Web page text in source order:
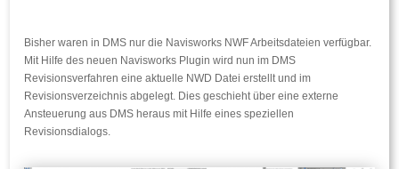
Bisher waren in DMS nur die Navisworks NWF Arbeitsdateien verfügbar.
Mit Hilfe des neuen Navisworks Plugin wird nun im DMS
Revisionsverfahren eine aktuelle NWD Datei erstellt und im
Revisionsverzeichnis abgelegt. Dies geschieht über eine externe
Ansteuerung aus DMS heraus mit Hilfe eines speziellen
Revisionsdialogs.